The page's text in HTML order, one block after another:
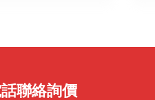
聯絡詢價